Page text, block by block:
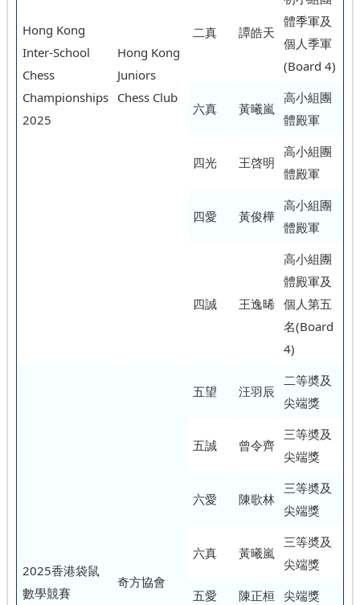
Hong Kong
Inter-School
Chess
Championships
2025
Hong Kong
Juniors
Chess Club
二真 譚皓天
體季軍及
個人季軍
(Board 4)
六真 黃曦嵐
高小組團
體殿軍
四光 王啓明
高小組團
體殿軍
四愛 黃俊樺
高小組團
體殿軍
四誠 王逸晞
高小組團
體殿軍及
個人第五
名(Board
4)
2025香港袋鼠
數學競賽
奇方協會
五望 汪羽辰
二等奬及
尖端獎
五誠 曾令齊
三等奬及
尖端獎
六愛 陳歌林
三等奬及
尖端獎
六真 黃曦嵐
三等奬及
尖端獎
五愛
陳正桓
尖端獎